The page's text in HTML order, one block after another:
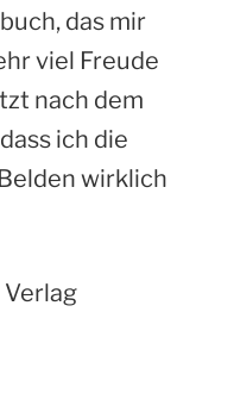
das mir
viel Freude
nach dem
ich die
wirklich